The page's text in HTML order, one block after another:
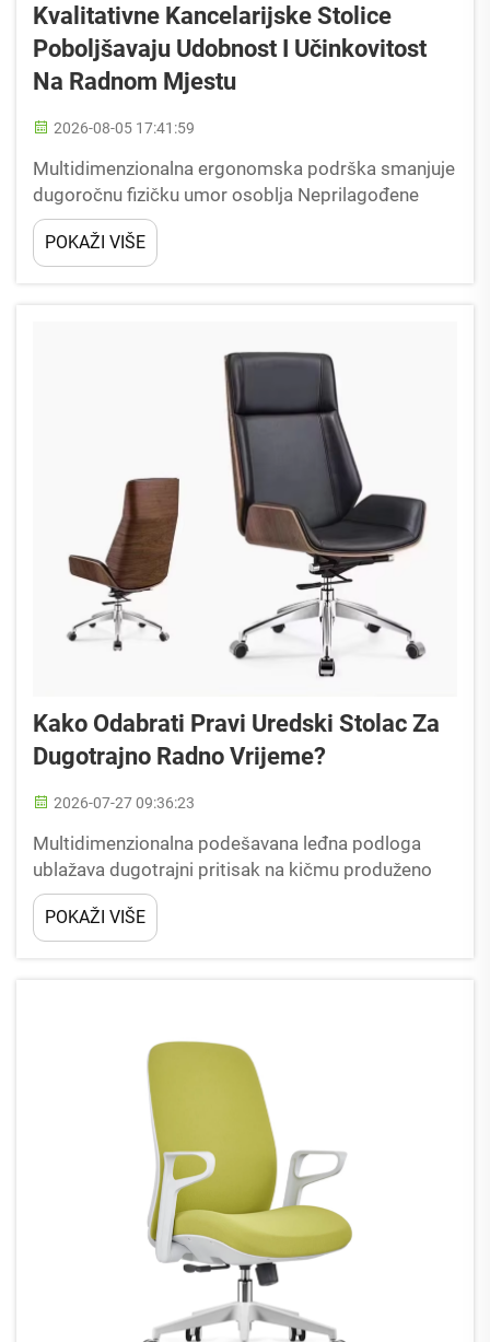
Kvalitativne Kancelarijske Stolice
Poboljšavaju Udobnost I Učinkovitost
Na Radnom Mjestu
2026-08-05 17:41:59
Multidimenzionalna ergonomska podrška smanjuje
dugoročnu fizičku umor osoblja Neprilagođene
kancelarijske stolice niske klase stvaraju uporni
opterećenje mišića kičme za punovremene
zaposlenike koji održavaju sjedeće položaje
POKAŽI VIŠE
Kako Odabrati Pravi Uredski Stolac Za
Dugotrajno Radno Vrijeme?
2026-07-27 09:36:23
Multidimenzionalna podešavana leđna podloga
ublažava dugotrajni pritisak na kičmu produženo
neprekidno sjedenje gura prekomjerno opterećenje
na ljudske leđne međusubranske diske, a
neprikladni ravni stolici za kancelariju ostavljaju
POKAŽI VIŠE